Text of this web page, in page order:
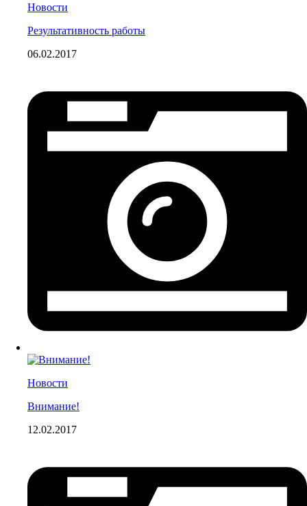
Новости
Результативность работы
06.02.2017
Новости
Внимание!
12.02.2017